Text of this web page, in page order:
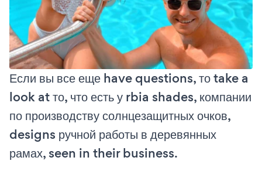
Если вы все еще have questions, то take a
look at то, что есть у rbia shades, компании
по производству солнцезащитных очков,
designs ручной работы в деревянных
рамах, seen in their business.